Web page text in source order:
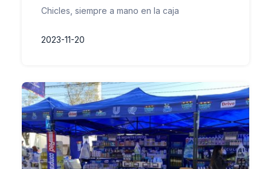
Chicles, siempre a mano en la caja
2023-11-20